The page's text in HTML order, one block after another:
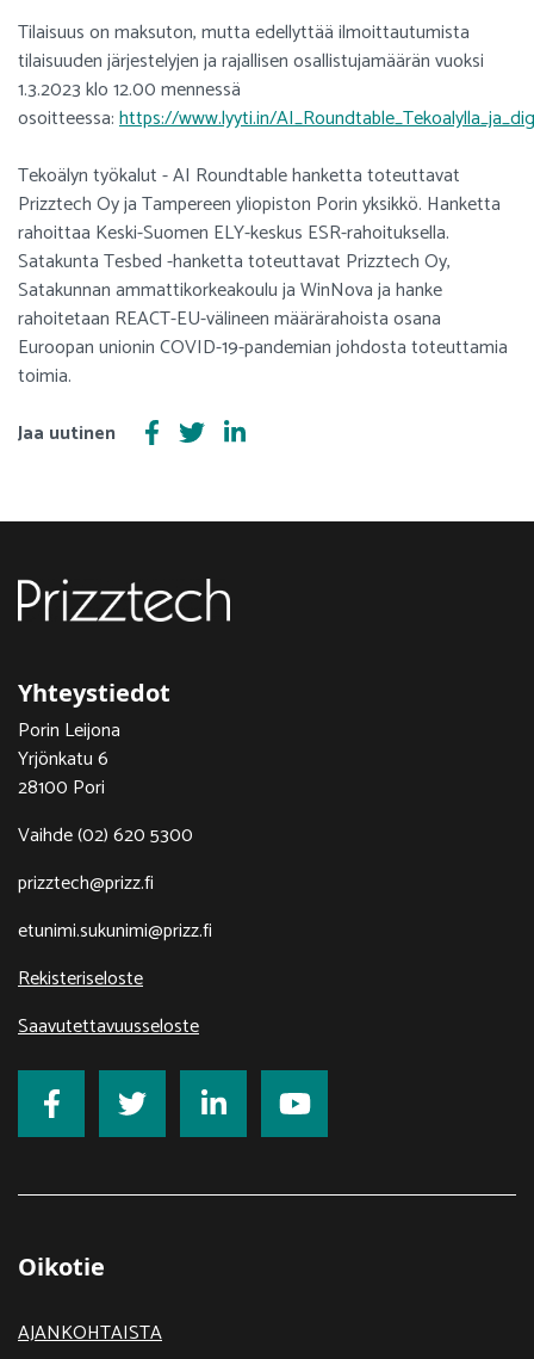
Tilaisuus on maksuton, mutta edellyttää ilmoittautumista
tilaisuuden järjestelyjen ja rajallisen osallistujamäärän vuoksi
1.3.2023 klo 12.00 mennessä
osoitteessa:https://www.lyyti.in/
Tekoälyn työkalut - AI Roundtable hanketta toteuttavat
Prizztech Oy ja Tampereen yliopiston Porin yksikkö. Hanketta
rahoittaa Keski-Suomen ELY-keskus ESR-rahoituksella.
Satakunta Tesbed -hanketta toteuttavat Prizztech Oy,
Satakunnan ammattikorkeakoulu ja WinNova ja hanke
rahoitetaan REACT-EU-välineen määrärahoista osana
Euroopan unionin COVID-19-pandemian johdosta toteuttamia
toimia.
Jaa uutinen
Yhteystiedot
Porin Leijona
Yrjönkatu 6
28100 Pori
Vaihde (02) 620 5300
prizztech@prizz.fi
etunimi.sukunimi@prizz.fi
Rekisteriseloste
Saavutettavuusseloste
Oikotie
AJANKOHTAISTA